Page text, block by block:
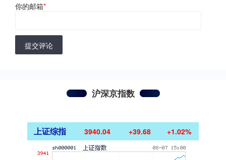
你的邮箱*
提交评论
沪深京指数
上证综指 3940.04 +39.68 +1.02%